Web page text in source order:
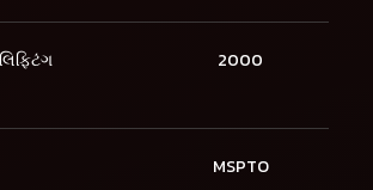
2000
MSPTO